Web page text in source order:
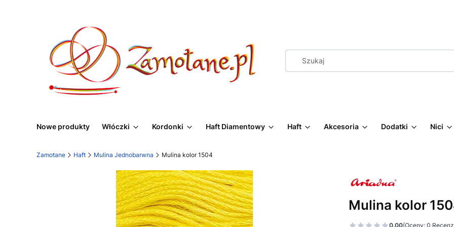
Nowe produkty Włóczki Kordonki Haft Diamentowy Haft Akcesoria Dodatki Nici
Zamotane Haft Mulina Jednobarwna Mulina kolor 1504
Mulina kolor
0.00(Oceny: 0